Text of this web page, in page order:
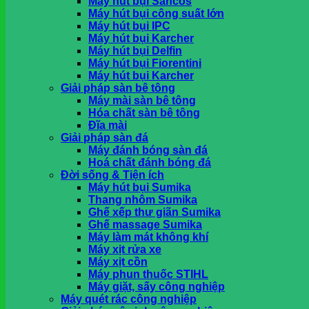
khi nhận hàng tại HCM
Giỏ hàng
Chưa có sản phẩm trong giỏ hàng.
Máy hút bụi công suất lớn
Máy hút bụi IPC
Máy hút bụi Karcher
Máy hút bụi Delfin
Máy hút bụi Fiorentini
Máy hút bụi Karcher
Giải pháp sàn bê tông
Máy mài sàn bê tông
Hóa chất sàn bê tông
Đĩa mài
Giải pháp sàn đá
Máy đánh bóng sàn đá
Hoá chất đánh bóng đá
Đời sống & Tiện ích
Máy hút bụi Sumika
Thang nhôm Sumika
Ghế xếp thư giãn Sumika
Ghế massage Sumika
Máy làm mát không khí
Máy xịt rửa xe
Máy xịt cồn
Máy phun thuốc STIHL
Máy giặt, sấy công nghiệp
Máy quét rác công nghiệp